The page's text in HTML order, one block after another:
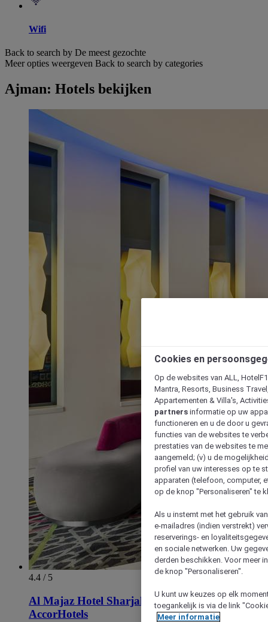
Wifi
Back to search by De meest gezochte
Meer opties weergeven Back to search by categories
Ajman: Hotels bekijken
4.4 / 5
Al Majaz Hotel Sharjah - beheer door
AccorHotels
Cookies en
Op de websites van ALL,
Mantra, Resorts, Business
Appartementen & Villa's,
partners informatie op uw
functioneren en u de door u
functies van de websites te
prestaties van de websites te
aangemeld; (v) u de
profiel van uw interesses op te
apparaten (telefoon, computer,
op de knop "Personaliseren" te
Als u instemt met het gebruik
e-mailadres (indien verstrekt)
reserverings- en
en sociale netwerken. Uw
derden beschikken. Voor meer
de knop "Personaliseren".
U kunt uw keuzes op elk
toegankelijk is via de link
Meer informatie